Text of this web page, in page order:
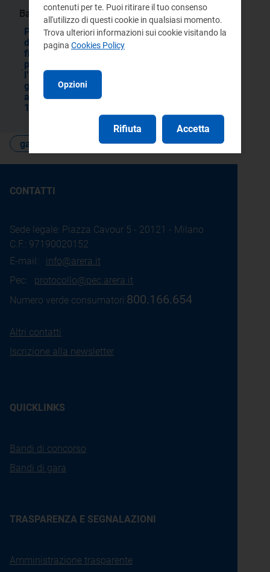
Bandi gara:
Procedura telematica per l’affidamento
di un servizio di supporto specialistico ai
fini dell’ottimizzazione del disegno delle
procedure concorsuali per
l’assegnazione del servizio a tutele
graduali per i clienti finali domestici di cui
all’art. 1, comma 60 della legge n.
124/17
gare e contratti
CONTATTI
Sede legale: Piazza Cavour 5 - 20121 - Milano
C.F.: 97190020152
E-mail: info@arera.it
Pec: protocollo@pec.arera.it
Numero verde consumatori:800.166.654
Altri contatti
Iscrizione alla newsletter
QUICKLINKS
Bandi di concorso
Bandi di gara
TRASPARENZA E SEGNALAZIONI
Amministrazione trasparente
contenuti per te. Puoi ritirare il tuo consenso
all'utilizzo di questi cookie in qualsiasi momento.
Trova ulteriori informazioni sui cookie visitando la
pagina Cookies Policy
Opzioni
Rifiuta Accetta